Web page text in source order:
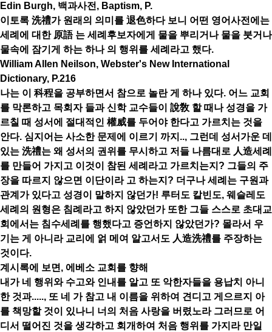
Edin Burgh, 백과사전, Baptism, P.
이토록 洗禮가 원래의 의미를 退色하다 보니 어떤 영어사전에는
세례에 대한 原語 는 세례후보자에게 물을 뿌리거나 물을 붓거나
물속에 잠기게 하는 하나 의 행위를 세례라고 했다.
William Allen Neilson, Webster's New International
Dictionary, P.216
나는 이 科程을 공부하면서 참으로 놀란 게 하나 있다. 어느 교회
를 막론하고 목회자 들과 신학 교수들이 說敎 할 때나 성경을 가
르칠 때 성서에 절대적인 權威를 두어야 한다고 가르치는 것을
안다. 심지어는 사소한 문제에 이르기 까지.., 그런데 성서가운 데
있는 洗禮는 왜 성서의 권위를 무시하고 저들 나름대로 人造세례
를 만들어 가지고 이것이 참된 세례라고 가르치는지? 그들의 주
장을 따르지 않으면 이단이라 고 하는지? 더구나 세례는 구원과
관계가 있다고 성경이 말하지 않던가! 루터도 칼빈도, 웨슬레도
세례의 원형은 침례라고 하지 않았던가 또한 그들 스스로 초대교
회에서는 침수세례를 행했다고 증언하지 않았던가? 몰라서 우
기는 게 아니라 교리에 얽 메여 알고서도 人造洗禮를 주장하는
것이다.
계시록에 보면, 에베소 교회를 향해
내가 네 행위와 수고와 인내를 알고 또 악한자들을 용납치 아니
한 것과....., 또 네 가 참고 내 이름을 위하여 견디고 게으르지 아
를 책망할 것이 있나니 너의 처음 사랑을 버렸노라 그러므로 어
디서 떨어진 것을 생각하고 회개하여 처음 행위를 가지라 만일